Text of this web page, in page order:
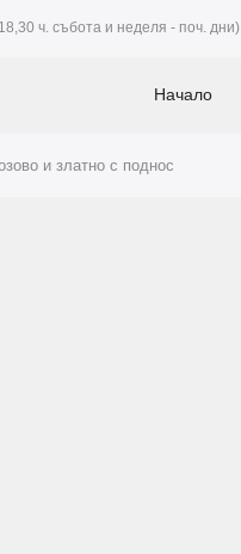
ч. събота и неделя - поч. дни)
Начало
и златно с поднос